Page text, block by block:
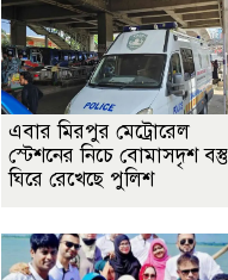
এবার মিরপুর মেট্রোরেল
স্টেশনের নিচে বোমাসদৃশ বস্তু
ঘিরে রেখেছে পুলিশ